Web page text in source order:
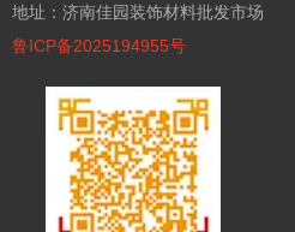
地址：济南佳园装饰材料批发市场
鲁ICP备2025194955号